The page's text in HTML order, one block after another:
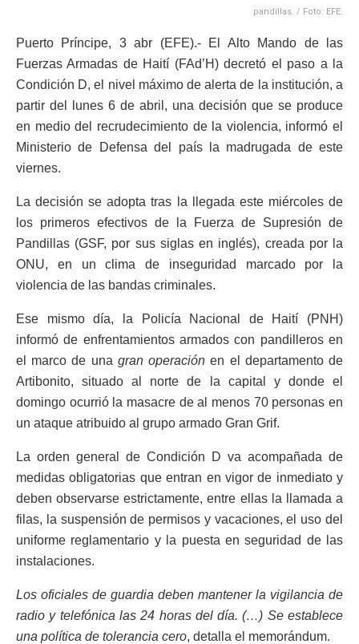
pandillas. / Foto: EFE.
Puerto Príncipe, 3 abr (EFE).- El Alto Mando de las
Fuerzas Armadas de Haití (FAd’H) decretó el paso a la
Condición D, el nivel máximo de alerta de la institución, a
partir del lunes 6 de abril, una decisión que se produce
en medio del recrudecimiento de la violencia, informó el
Ministerio de Defensa del país la madrugada de este
viernes.
La decisión se adopta tras la llegada este miércoles de
los primeros efectivos de la Fuerza de Supresión de
Pandillas (GSF, por sus siglas en inglés), creada por la
ONU, en un clima de inseguridad marcado por la
violencia de las bandas criminales.
Ese mismo día, la Policía Nacional de Haití (PNH)
informó de enfrentamientos armados con pandilleros en
el marco de una gran operación en el departamento de
Artibonito, situado al norte de la capital y donde el
domingo ocurrió la masacre de al menos 70 personas en
un ataque atribuido al grupo armado Gran Grif.
La orden general de Condición D va acompañada de
medidas obligatorias que entran en vigor de inmediato y
deben observarse estrictamente, entre ellas la llamada a
filas, la suspensión de permisos y vacaciones, el uso del
uniforme reglamentario y la puesta en seguridad de las
instalaciones.
Los oficiales de guardia deben mantener la vigilancia de
radio y telefónica las 24 horas del día. (…) Se establece
una política de tolerancia cero, detalla el memorándum.